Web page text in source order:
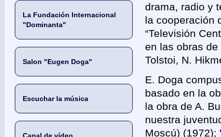
La Fundación Internacional
"Dominanta"
Salon "Eugen Doga"
Escuchar la música
drama, radio y
la cooperación
“Televisión
en las obras
Tolstoi, N.
E. Doga
basado en la
la obra de A.
nuestra
Moscú) (1972);